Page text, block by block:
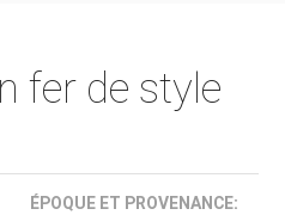
fer de style
ÉPOQUE ET PROVENANCE: